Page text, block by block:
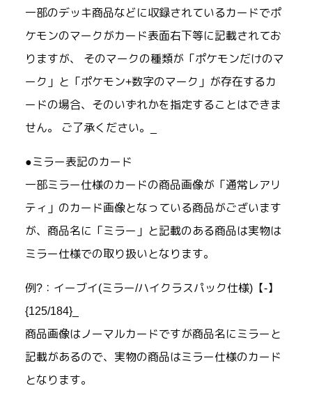
一部のデッキ商品などに収録されているカードでポ
ケモンのマークがカード表面右下等に記載されてお
りますが、 そのマークの種類が「ポケモンだけのマ
ーク」と「ポケモン+数字のマーク」が存在するカ
ードの場合、そのいずれかを指定することはできま
せん。 ご了承ください。_
●ミラー表記のカード
一部ミラー仕様のカードの商品画像が「通常レアリ
ティ」のカード画像となっている商品がございます
が、商品名に「ミラー」と記載のある商品は実物は
ミラー仕様での取り扱いとなります。
例?：イーブイ(ミラー/ハイクラスパック仕様)【-】
{125/184}_
商品画像はノーマルカードですが商品名にミラーと
記載があるので、実物の商品はミラー仕様のカード
となります。